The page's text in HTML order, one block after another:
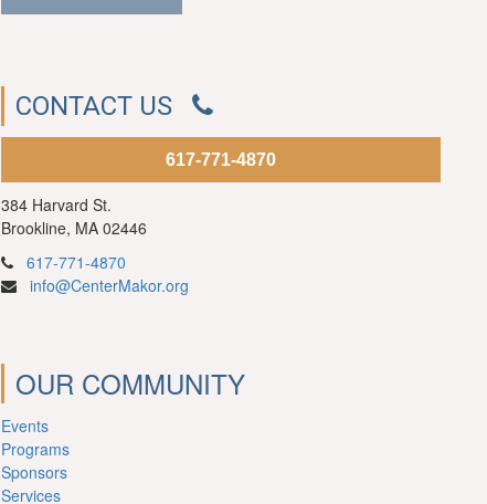
CONTACT US
617-771-4870
384 Harvard St.
Brookline, MA 02446
617-771-4870
info@CenterMakor.org
OUR COMMUNITY
Events
Programs
Sponsors
Services